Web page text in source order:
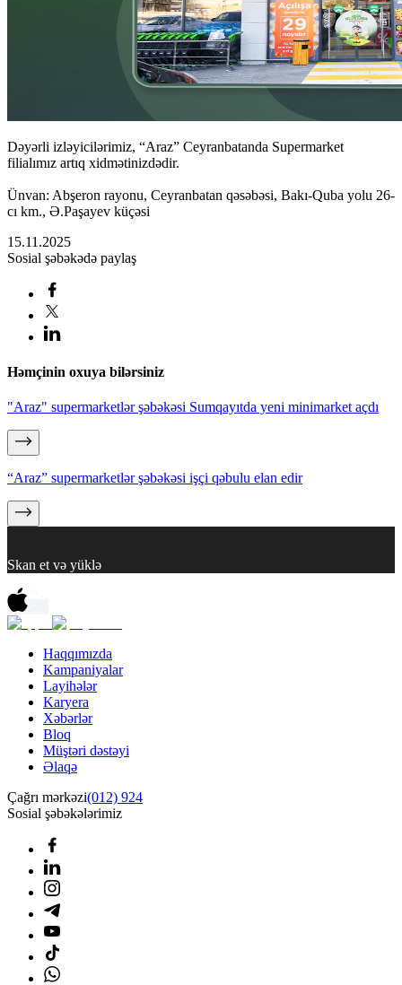
Dəyərli izləyicilərimiz, “Araz” Ceyranbatanda Supermarket
filialımız artıq xidmətinizdədir.
Ünvan: Abşeron rayonu, Ceyranbatan qəsəbəsi, Bakı-Quba yolu 26-
cı km., Ə.Paşayev küçəsi
15.11.2025
Sosial şəbəkədə paylaş
Həmçinin oxuya bilərsiniz
"Araz" supermarketlər şəbəkəsi Sumqayıtda yeni minimarket açdı
“Araz” supermarketlər şəbəkəsi işçi qəbulu elan edir
Skan et və yüklə
Haqqımızda
Kampaniyalar
Layihələr
Karyera
Xəbərlər
Bloq
Müştəri dəstəyi
Əlaqə
Çağrı mərkəzi(012) 924
Sosial şəbəkələrimiz